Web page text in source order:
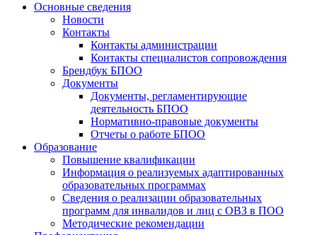
Основные сведения
Новости
Контакты
Контакты администрации
Контакты специалистов сопровождения
Брендбук БПОО
Документы
Документы, регламентирующие
деятельность БПОО
Нормативно-правовые документы
Отчеты о работе БПОО
Образование
Повышение квалификации
Информация о реализуемых адаптированных
образовательных программах
Сведения о реализации образовательных
программ для инвалидов и лиц с ОВЗ в ПОО
Методические рекомендации